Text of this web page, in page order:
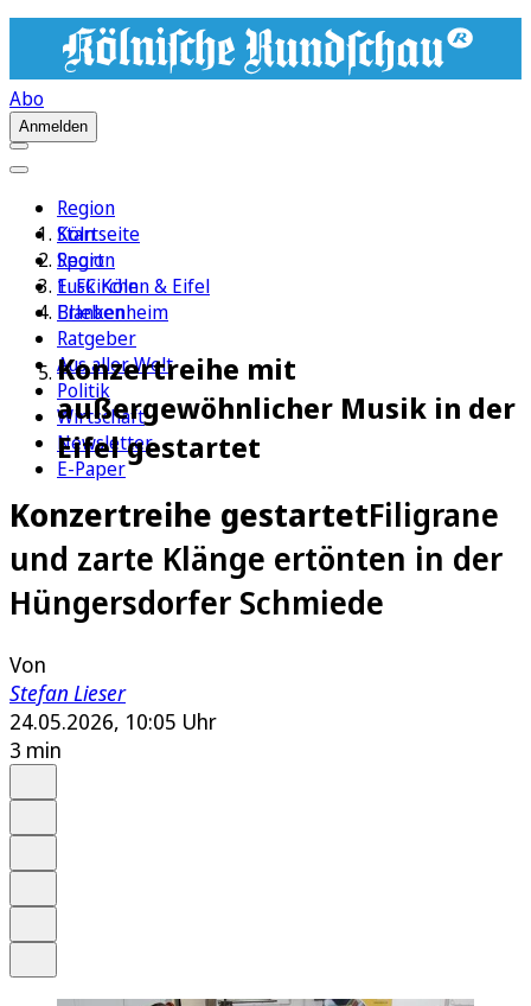
Abo
Anmelden
Region
Köln
Sport
1. FC Köln
Erleben
Ratgeber
Aus aller Welt
Politik
Wirtschaft
Newsletter
E-Paper
Startseite
Region
Euskirchen & Eifel
Blankenheim
Konzertreihe mit
außergewöhnlicher Musik in der
Eifel gestartet
Konzertreihe gestartetFiligrane
und zarte Klänge ertönten in der
Hüngersdorfer Schmiede
Von
Stefan Lieser
24.05.2026, 10:05 Uhr
3 min